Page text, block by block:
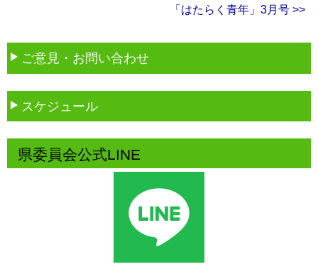
「はたらく青年」3月号 >>
ご意見・お問い合わせ
スケジュール
県委員会公式LINE